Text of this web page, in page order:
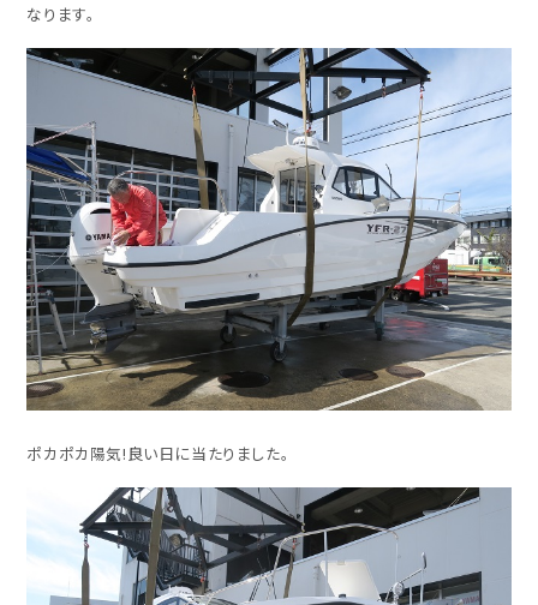
なります。
ポカポカ陽気!良い日に当たりました。